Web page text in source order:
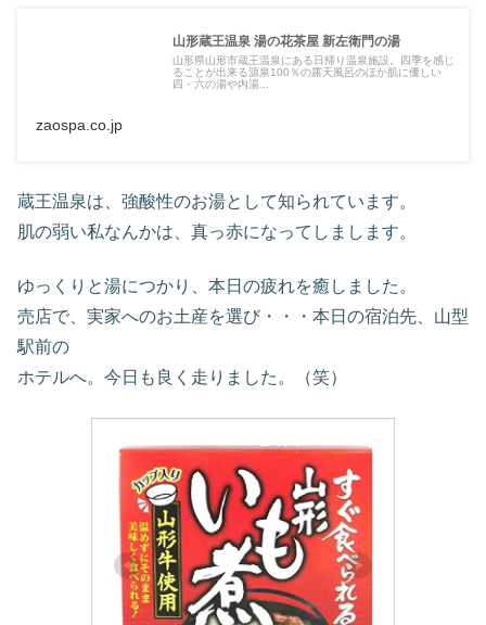
山形蔵王温泉 湯の花茶屋 新左衛門の湯
山形県山形市蔵王温泉にある日帰り温泉施設。四季を感じ
ることが出来る源泉100％の露天風呂のほか肌に優しい
四・六の湯や内湯...
zaospa.co.jp
蔵王温泉は、強酸性のお湯として知られています。
肌の弱い私なんかは、真っ赤になってしまします。
ゆっくりと湯につかり、本日の疲れを癒しました。
売店で、実家へのお土産を選び・・・本日の宿泊先、山型
駅前の
ホテルへ。今日も良く走りました。（笑）